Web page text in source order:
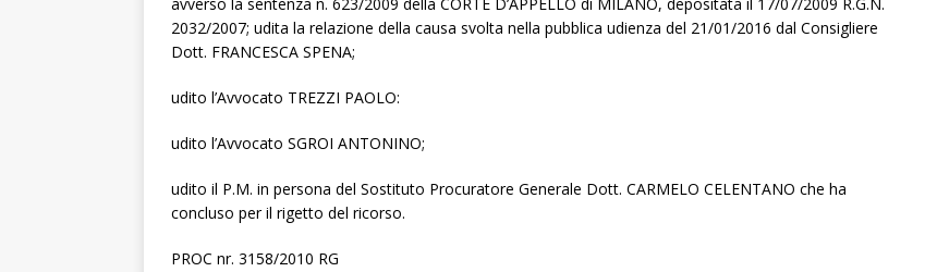
2032/2007; udita la relazione della causa svolta nella pubblica udienza del 21/01/2016 dal Consigliere
Dott. FRANCESCA SPENA;
udito l’Avvocato TREZZI PAOLO:
udito l’Avvocato SGROI ANTONINO;
udito il P.M. in persona del Sostituto Procuratore Generale Dott. CARMELO CELENTANO che ha
concluso per il rigetto del ricorso.
PROC nr. 3158/2010 RG